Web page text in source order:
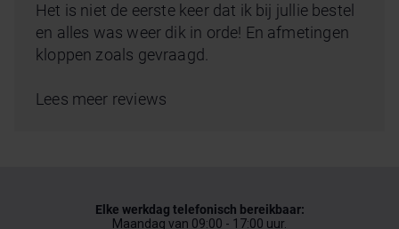
Het is niet de eerste keer dat ik bij jullie bestel
en alles was weer dik in orde! En afmetingen
kloppen zoals gevraagd.
Lees meer reviews
Elke werkdag telefonisch bereikbaar:
Maandag van 09:00 - 17:00 uur.